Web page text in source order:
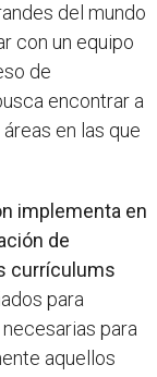
del mundo
con un equipo
de
encontrar a
en las que
implementa en
de
currículums
para
para
aquellos